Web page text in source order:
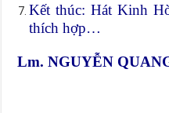
Kết thúc: Hát Kinh
thích hợp…
Lm. NGUYỄN